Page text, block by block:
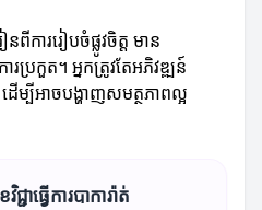
នពីការរៀបចំផ្លូវចិត្ត មាន
ប្រកួត។ អ្នកត្រូវតែអភិវឌ្ឍន៍
ម្បីអាចបង្ហាញសមត្ថភាពល្អ
ាធ្វើការបាការ៉ាត់